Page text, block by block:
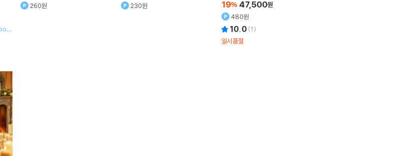
260원
230원
19% 47,500원
480원
10.0 (1)
일시품절